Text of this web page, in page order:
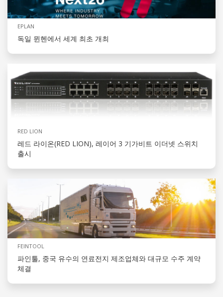
EPLAN
독일 뮌헨에서 세계 최초 개최
RED LION
레드 라이온(RED LION), 레이어 3 기가비트 이더넷 스위치
출시
FEINTOOL
파인툴, 중국 유수의 연료전지 제조업체와 대규모 수주 계약
체결